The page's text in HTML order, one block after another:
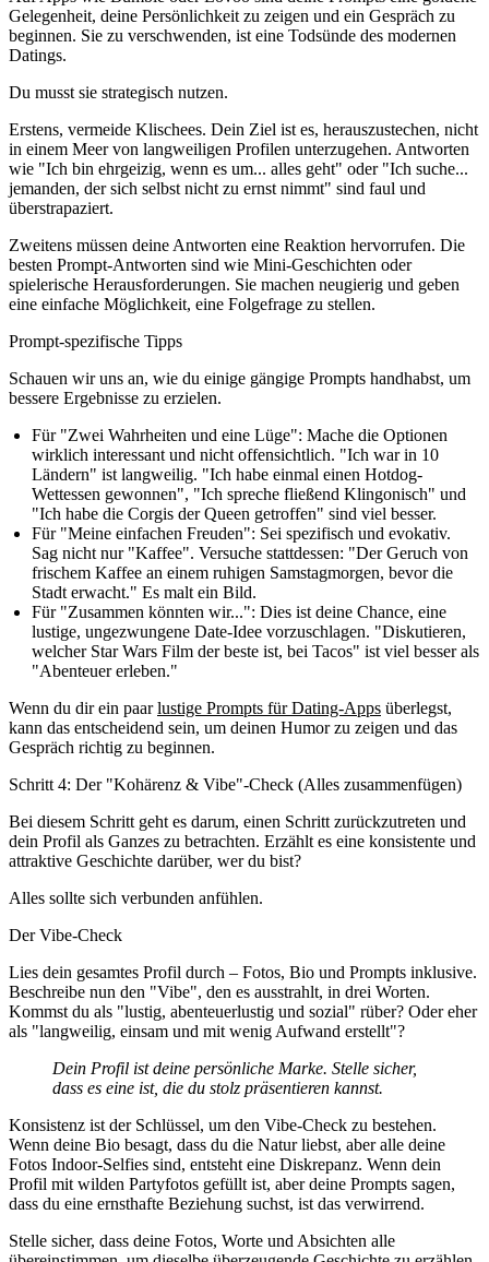
Gelegenheit, deine Persönlichkeit zu zeigen und ein Gespräch zu
beginnen. Sie zu verschwenden, ist eine Todsünde des modernen
Datings.
Du musst sie strategisch nutzen.
Erstens, vermeide Klischees. Dein Ziel ist es, herauszustechen, nicht
in einem Meer von langweiligen Profilen unterzugehen. Antworten
wie "Ich bin ehrgeizig, wenn es um... alles geht" oder "Ich suche...
jemanden, der sich selbst nicht zu ernst nimmt" sind faul und
überstrapaziert.
Zweitens müssen deine Antworten eine Reaktion hervorrufen. Die
besten Prompt-Antworten sind wie Mini-Geschichten oder
spielerische Herausforderungen. Sie machen neugierig und geben
eine einfache Möglichkeit, eine Folgefrage zu stellen.
Prompt-spezifische Tipps
Schauen wir uns an, wie du einige gängige Prompts handhabst, um
bessere Ergebnisse zu erzielen.
Für "Zwei Wahrheiten und eine Lüge": Mache die Optionen
wirklich interessant und nicht offensichtlich. "Ich war in 10
Ländern" ist langweilig. "Ich habe einmal einen Hotdog-
Wettessen gewonnen", "Ich spreche fließend Klingonisch" und
"Ich habe die Corgis der Queen getroffen" sind viel besser.
Für "Meine einfachen Freuden": Sei spezifisch und evokativ.
Sag nicht nur "Kaffee". Versuche stattdessen: "Der Geruch von
frischem Kaffee an einem ruhigen Samstagmorgen, bevor die
Stadt erwacht." Es malt ein Bild.
Für "Zusammen könnten wir...": Dies ist deine Chance, eine
lustige, ungezwungene Date-Idee vorzuschlagen. "Diskutieren,
welcher Star Wars Film der beste ist, bei Tacos" ist viel besser als
"Abenteuer erleben."
Wenn du dir ein paarlustige Prompts für Dating-Apps überlegst,
kann das entscheidend sein, um deinen Humor zu zeigen und das
Gespräch richtig zu beginnen.
Schritt 4: Der "Kohärenz & Vibe"-Check (Alles zusammenfügen)
Bei diesem Schritt geht es darum, einen Schritt zurückzutreten und
dein Profil als Ganzes zu betrachten. Erzählt es eine konsistente und
attraktive Geschichte darüber, wer du bist?
Alles sollte sich verbunden anfühlen.
Der Vibe-Check
Lies dein gesamtes Profil durch – Fotos, Bio und Prompts inklusive.
Beschreibe nun den "Vibe", den es ausstrahlt, in drei Worten.
Kommst du als "lustig, abenteuerlustig und sozial" rüber? Oder eher
als "langweilig, einsam und mit wenig Aufwand erstellt"?
Dein Profil ist deine persönliche Marke. Stelle sicher,
dass es eine ist, die du stolz präsentieren kannst.
Konsistenz ist der Schlüssel, um den Vibe-Check zu bestehen.
Wenn deine Bio besagt, dass du die Natur liebst, aber alle deine
Fotos Indoor-Selfies sind, entsteht eine Diskrepanz. Wenn dein
Profil mit wilden Partyfotos gefüllt ist, aber deine Prompts sagen,
dass du eine ernsthafte Beziehung suchst, ist das verwirrend.
Stelle sicher, dass deine Fotos, Worte und Absichten alle